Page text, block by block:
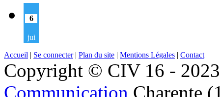
6
jui
Accueil | Se connecter| Plan du site | Mentions Légales | Contact
Copyright © CIV 16 -
Communication Charente